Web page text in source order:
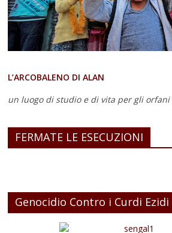
L’ARCOBALENO DI ALAN
un luogo di studio e di vita per gli orfani
FERMATE LE ESECUZIONI
Genocidio Contro i Curdi Ezidi